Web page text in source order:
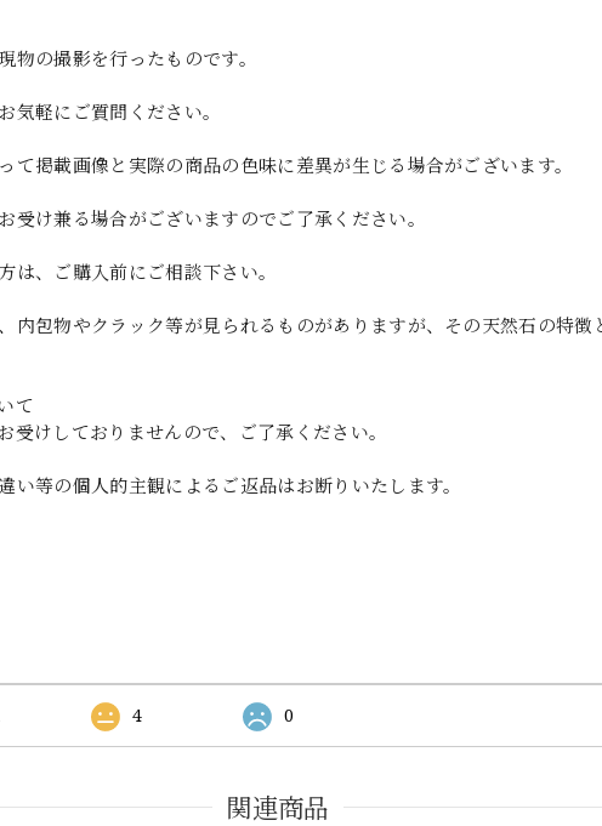
物の撮影を行ったものです。
気軽にご質問ください。
て掲載画像と実際の商品の色味に差異が生じる場合がございます。
受け兼る場合がございますのでご了承ください。
は、ご購入前にご相談下さい。
内包物やクラック等が見られるものがありますが、その天然石の特徴
て
受けしておりませんので、ご了承ください。
等の個人的主観によるご返品はお断りいたします。
4 0
関連商品